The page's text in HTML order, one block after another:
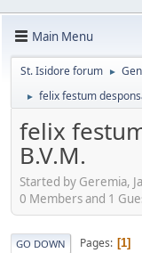
Main Menu
St. Isidore forum ►
► felix festum
felix
B.V.M.
Started by Geremia,
0 Members and 1
GO DOWN Pages 1